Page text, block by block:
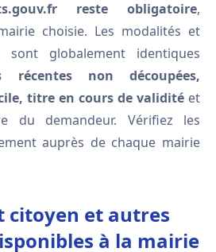
reste obligatoire,
choisie. Les modalités et
sont globalement identiques
récentes non découpées,
titre en cours de validité et
du demandeur. Vérifiez les
auprès de chaque mairie
citoyen et autres
à la mairie